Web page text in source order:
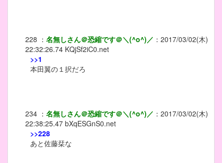
228 ： 名無しさん＠恐縮です＠＼(^o^)／ ： 2017/03/02(木)
22:32:26.74 KQjSf2iC0.net
>>1
本田翼の１択だろ
234 ： 名無しさん＠恐縮です＠＼(^o^)／ ： 2017/03/02(木)
22:38:25.47 bXqESGnS0.net
>>228
あと佐藤栞な